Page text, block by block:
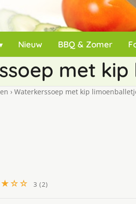
Nieuw BBQ & Zomer
met
› Waterkerssoep met kip
3 (2)